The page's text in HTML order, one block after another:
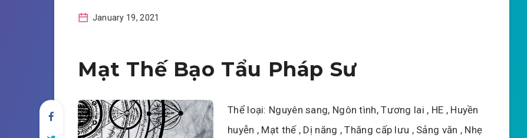
January 19, 2021
Mạt Thế Bạo Tẩu Pháp Sư
Thể loại: Nguyên sang, Ngôn tình, Tương lai , HE , Huyền
huyễn , Mạt thế , Dị năng , Thăng cấp lưu , Sảng văn , Nhẹ